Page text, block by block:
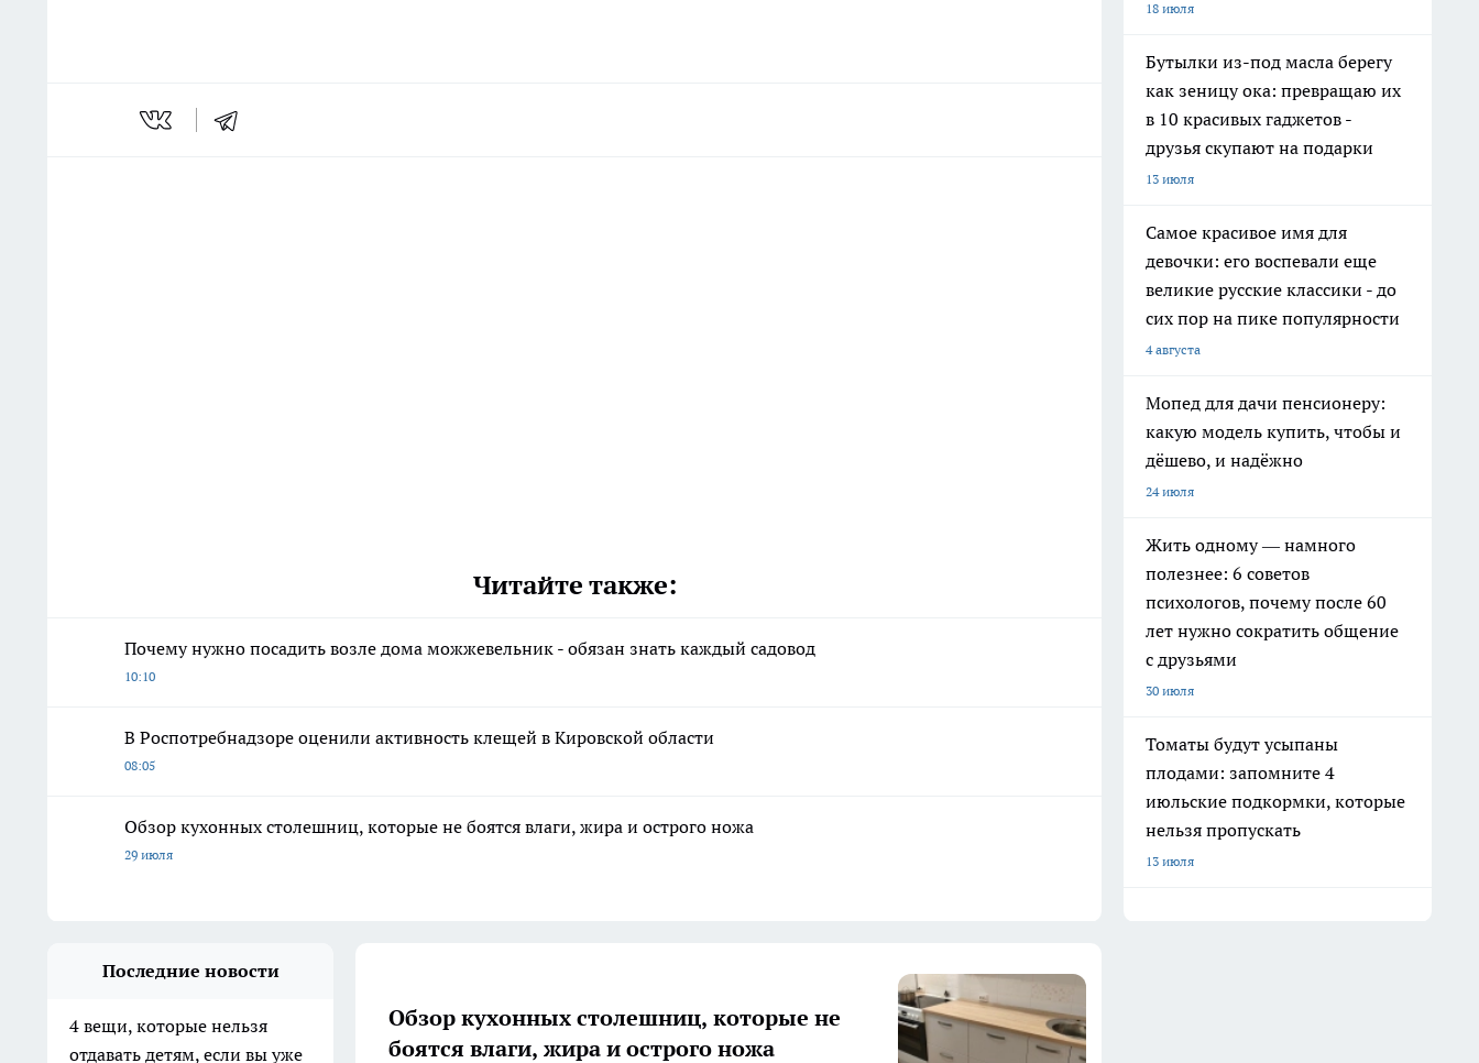
Читайте также:
Почему нужно посадить возле дома можжевельник - обязан знать каждый садовод
10:10
В Роспотребнадзоре оценили активность клещей в Кировской области
08:05
Обзор кухонных столешниц, которые не боятся влаги, жира и острого ножа
29 июля
18 июля
Бутылки из-под масла берегу
как зеницу ока: превращаю их
в 10 красивых гаджетов -
друзья скупают на подарки
13 июля
Самое красивое имя для
девочки: его воспевали еще
великие русские классики - до
сих пор на пике популярности
4 августа
Мопед для дачи пенсионеру:
какую модель купить, чтобы и
дёшево, и надёжно
24 июля
Жить одному — намного
полезнее: 6 советов
психологов, почему после 60
лет нужно сократить общение
с друзьями
30 июля
Томаты будут усыпаны
плодами: запомните 4
июльские подкормки, которые
нельзя пропускать
13 июля
Последние новости
4 вещи, которые нельзя
отдавать детям, если вы уже
Обзор кухонных столешниц, которые не
боятся влаги, жира и острого ножа